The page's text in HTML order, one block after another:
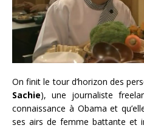
On finit le tour d’horizon des
Sachie), une journaliste
connaissance à Obama et
ses airs de femme battante et